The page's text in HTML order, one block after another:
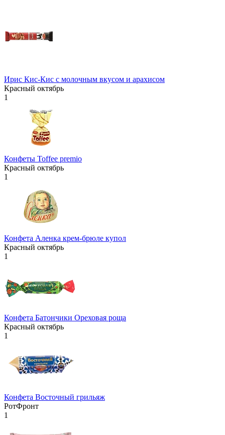
Ирис Кис-Кис с молочным вкусом и арахисом
Красный октябрь
1
Конфеты Toffee premio
Красный октябрь
1
Конфета Аленка крем-брюле купол
Красный октябрь
1
Конфета Батончики Ореховая роща
Красный октябрь
1
Конфета Восточный грильяж
РотФронт
1